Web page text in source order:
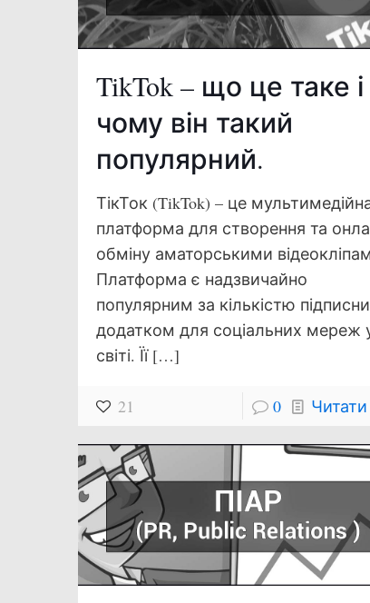
TikTok – що це таке і
чому він такий
популярний.
ТікТок (TikTok) – це
платформа для створення та
обміну аматорськими
Платформа є надзвичайно
популярним за кількістю
додатком для соціальних мереж
світі. Її[…]
21 0 Читати